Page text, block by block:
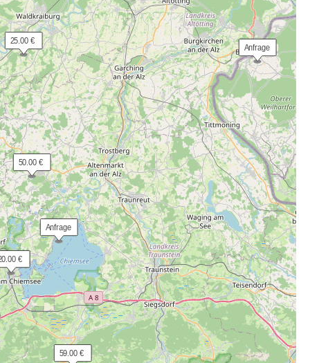
€
Anfrage
59.00 €
Anfrage
25.00 €
50.00 €